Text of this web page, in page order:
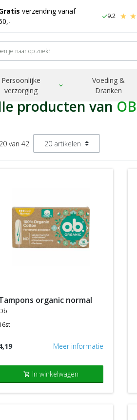
verzending vanaf
check9.2
Persoonlijke
verzorging
expand_more
Voeding &
Dranken
producten van OB
van 42
tampons organic normal
Meer informatie
shopping_cart In winkelwagen